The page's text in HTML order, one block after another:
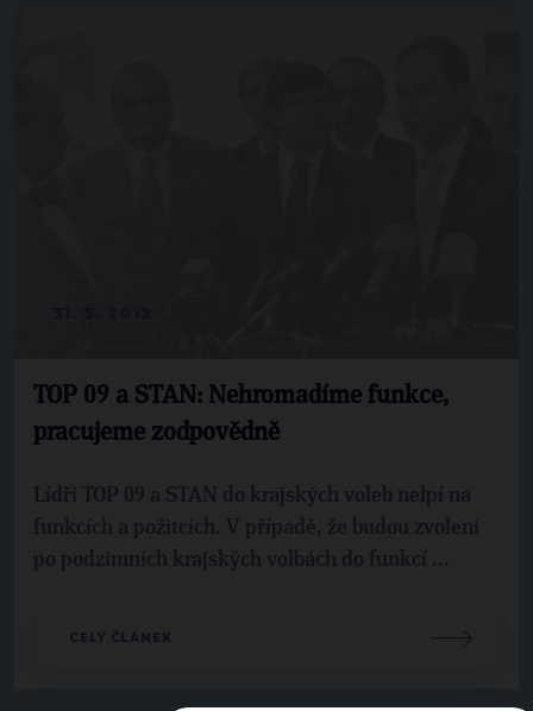
TOP 09 a STAN: Nehromadíme funkce,
pracujeme zodpovědně
Lídři TOP 09 a STAN do krajských voleb nelpí na
funkcích a požitcích. V případě, že budou zvoleni
po podzimních krajských volbách do funkcí ...
CELÝ ČLÁNEK